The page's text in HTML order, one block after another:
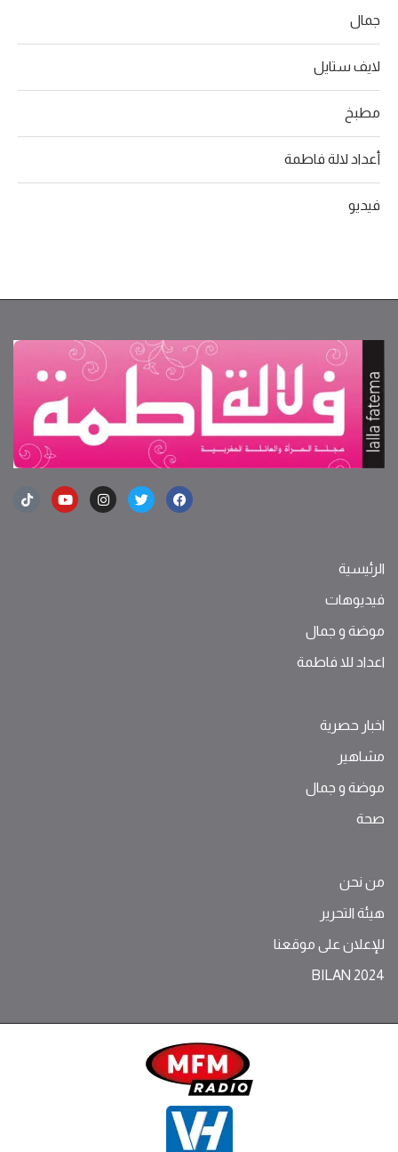
جمال
لايف ستايل
مطبخ
أعداد لالة فاطمة
فيديو
الرئيسية
فيديوهات
موضة ‫و‬ ‫‬‫جمال‬
اعداد للا فاطمة
اخبار حصرية
مشاهير
موضة ‫و‬ ‫‬‫جمال‬
صحة
من نحن
هيئة التحرير
للإعلان على موقعنا
BILAN 2024